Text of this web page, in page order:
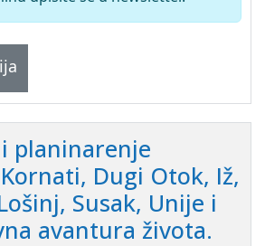
planinarenje
Dugi Otok, Iž,
Susak, Unije i
avantura života.